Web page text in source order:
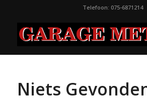
Telefoon: 075-6871214
Niets